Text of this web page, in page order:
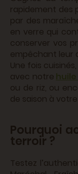
rapidement des
par des
en verre qui
conserver vos
empêchant leur
Une fois
avec notre huile
ou de riz, ou
de saison à
Pourquoi
terroir ?
Testez